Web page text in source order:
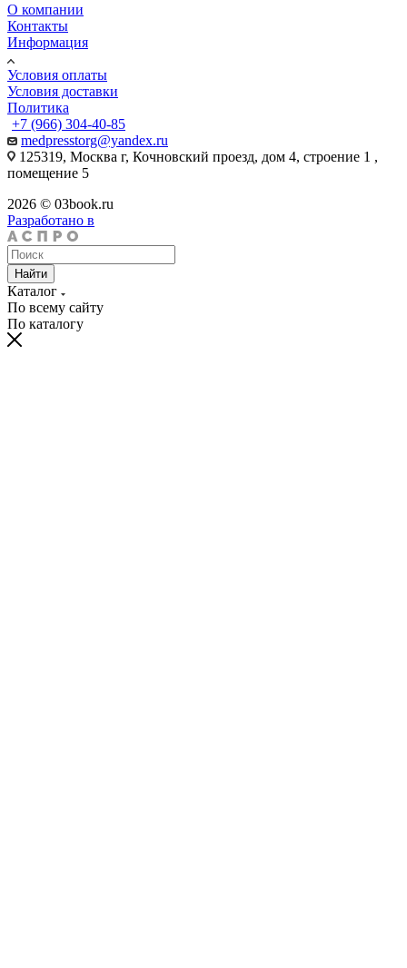
О компании
Контакты
Информация
Условия оплаты
Условия доставки
Политика
+7 (966) 304-40-85
medpresstorg@yandex.ru
125319, Москва г, Кочновский проезд, дом 4, строение 1 ,
помещение 5
2026 © 03book.ru
Разработано в
Найти
Каталог
По всему сайту
По каталогу